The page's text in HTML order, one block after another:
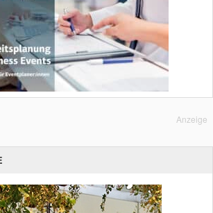
Anzeige